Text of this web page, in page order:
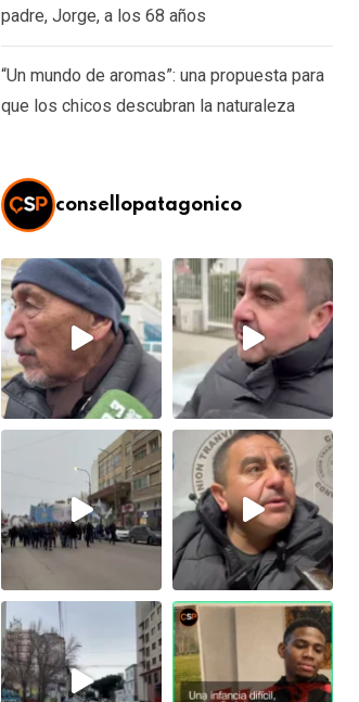
padre, Jorge, a los 68 años
“Un mundo de aromas”: una propuesta para
que los chicos descubran la naturaleza
consellopatagonico